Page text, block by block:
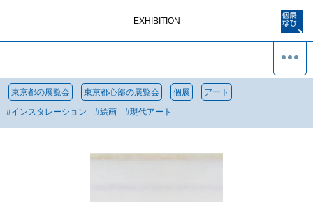
EXHIBITION
東京都の展覧会 東京都心部の展覧会 個展 アート
#インスタレーション #絵画 #現代アート